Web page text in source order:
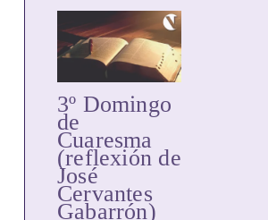
3º Domingo
de
Cuaresma
(reflexión de
José
Cervantes
Gabarrón)